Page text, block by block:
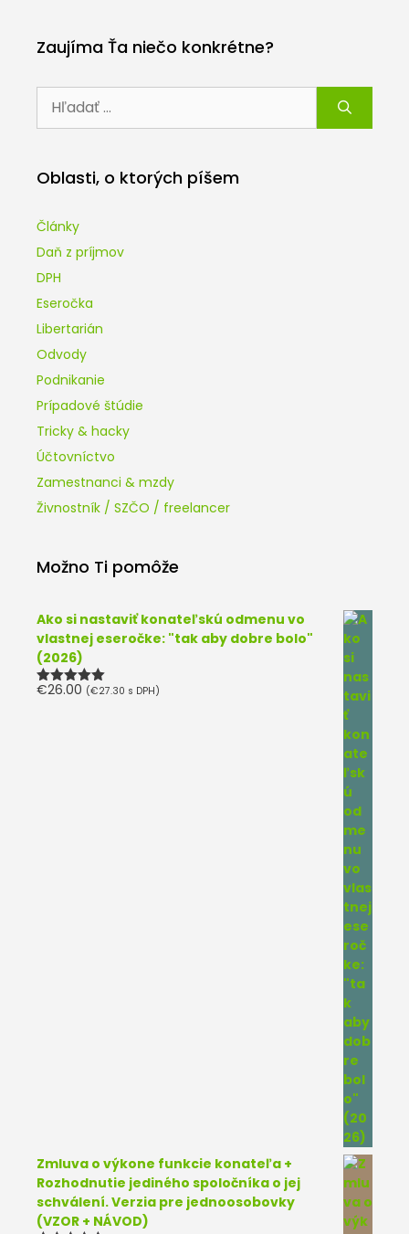
Zaujíma Ťa niečo konkrétne?
Oblasti, o ktorých píšem
Články
Daň z príjmov
DPH
Eseročka
Libertarián
Odvody
Podnikanie
Prípadové štúdie
Tricky & hacky
Účtovníctvo
Zamestnanci & mzdy
Živnostník / SZČO / freelancer
Možno Ti pomôže
Ako si nastaviť konateľskú odmenu vo
vlastnej eseročke: "tak aby dobre bolo"
(2026)
Hodnotenie
€26.00 (€27.30 s DPH)
Zmluva o výkone funkcie konateľa +
Rozhodnutie jediného spoločníka o jej
schválení. Verzia pre jednoosobovky
(VZOR + NÁVOD)